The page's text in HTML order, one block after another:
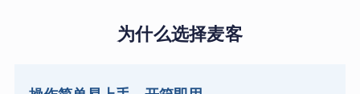
为什么选择麦客